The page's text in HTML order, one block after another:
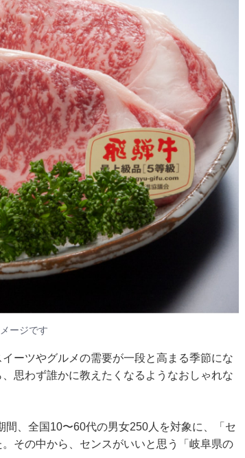
ージです
ーツやグルメの需要が一段と高まる季節にな
思わず誰かに教えたくなるようなおしゃれな
、全国10〜60代の男女250人を対象に、「セ
その中から、センスがいいと思う「岐阜県の